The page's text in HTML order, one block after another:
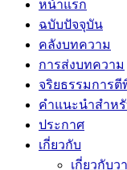
หน้าแรก
ฉบับปัจจุบัน
คลังบทความ
การส่งบทความ
จริยธรรมการ
คำแนะนำสำห
ประกาศ
เกี่ยวกับ
เกี่ยวกับว